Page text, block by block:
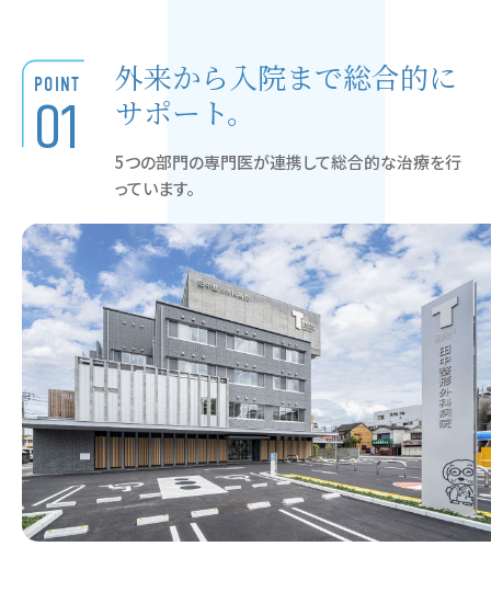
POINT
01
外来から入院まで総合的に
サポート。
5つの部門の専門医が連携して総合的な治療を行
っています。